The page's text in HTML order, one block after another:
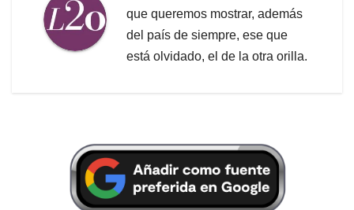
que queremos mostrar, además
del país de siempre, ese que
está olvidado, el de la otra orilla.